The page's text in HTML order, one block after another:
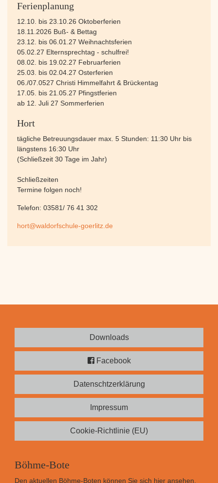
Ferienplanung
12.10. bis 23.10.26 Oktoberferien
18.11.2026 Buß- & Bettag
23.12. bis 06.01.27 Weihnachtsferien
05.02.27 Elternsprechtag - schulfrei!
08.02. bis 19.02.27 Februarferien
25.03. bis 02.04.27 Osterferien
06./07.0527 Christi Himmelfahrt & Brückentag
17.05. bis 21.05.27 Pfingstferien
ab 12. Juli 27 Sommerferien
Hort
tägliche Betreuungsdauer max. 5 Stunden: 11:30 Uhr bis
längstens 16:30 Uhr
(Schließzeit 30 Tage im Jahr)
Schließzeiten
Termine folgen noch!
Telefon: 03581/ 76 41 302
hort@waldorfschule-goerlitz.de
Downloads
Facebook
Datenschtzerklärung
Impressum
Cookie-Richtlinie (EU)
Böhme-Bote
Den aktuellen Böhme-Boten können Sie sich hier ansehen.